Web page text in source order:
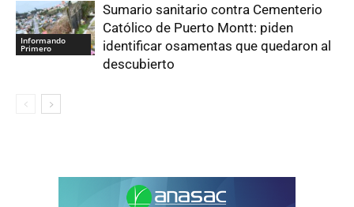
Informando
Primero
Sumario sanitario contra Cementerio
Católico de Puerto Montt: piden
identificar osamentas que quedaron al
descubierto